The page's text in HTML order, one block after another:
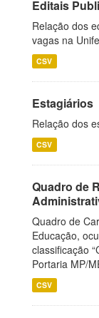
Editais
Relação dos
vagas na
CSV
Estagiários
Relação dos
CSV
Quadro de
Quadro de
Educação,
classificação
Portaria MP/
CSV